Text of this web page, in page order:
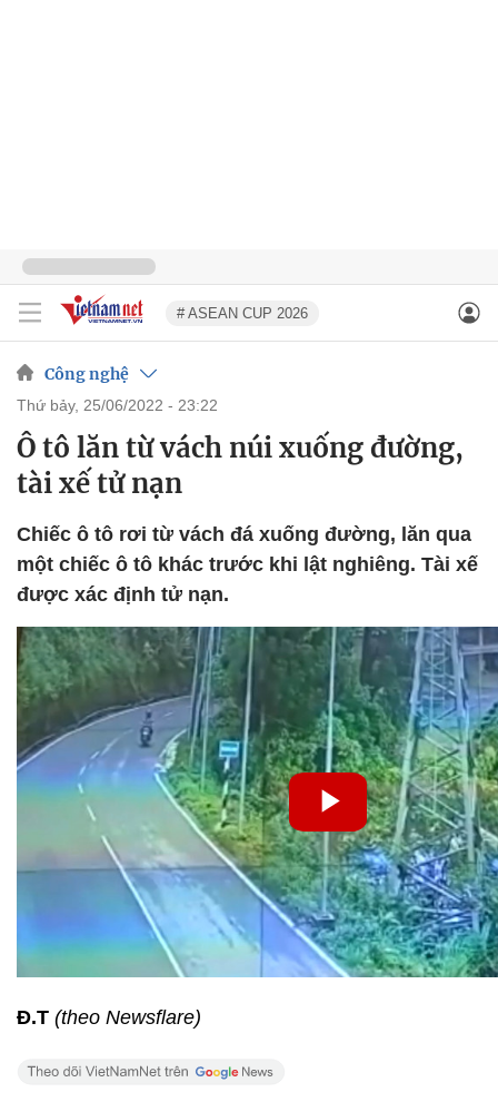
# ASEAN CUP 2026
Công nghệ
thứ bảy, 25/06/2022 - 23:22
Ô tô lăn từ vách núi xuống đường,
tài xế tử nạn
Chiếc ô tô rơi từ vách đá xuống đường, lăn qua
một chiếc ô tô khác trước khi lật nghiêng. Tài xế
được xác định tử nạn.
Đ.T (theo Newsflare)